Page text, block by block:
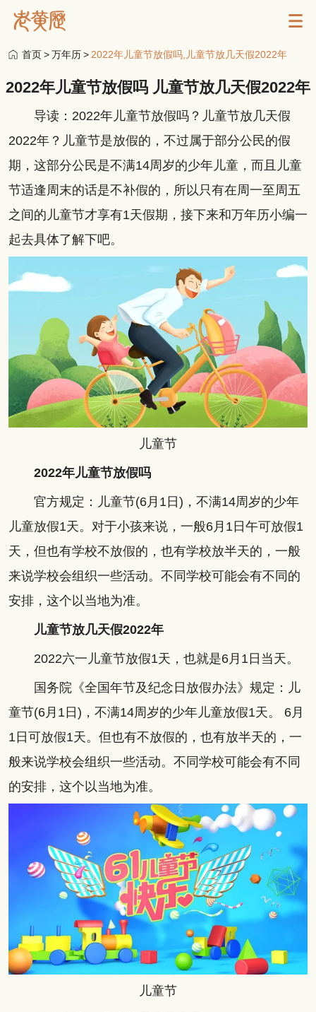
首页>万年历> 2022年儿童节放假吗,儿童节放几天假2022年
2022年儿童节放假吗 儿童节放几天假2022年
导读：2022年儿童节放假吗？儿童节放几天假
2022年？儿童节是放假的，不过属于部分公民的假
期，这部分公民是不满14周岁的少年儿童，而且儿童
节适逢周末的话是不补假的，所以只有在周一至周五
之间的儿童节才享有1天假期，接下来和万年历小编一
起去具体了解下吧。
儿童节
2022年儿童节放假吗
官方规定：儿童节(6月1日)，不满14周岁的少年
儿童放假1天。对于小孩来说，一般6月1日午可放假1
天，但也有学校不放假的，也有学校放半天的，一般
来说学校会组织一些活动。不同学校可能会有不同的
安排，这个以当地为准。
儿童节放几天假2022年
2022六一儿童节放假1天，也就是6月1日当天。
国务院《全国年节及纪念日放假办法》规定：儿
童节(6月1日)，不满14周岁的少年儿童放假1天。 6月
1日可放假1天。但也有不放假的，也有放半天的，一
般来说学校会组织一些活动。不同学校可能会有不同
的安排，这个以当地为准。
儿童节